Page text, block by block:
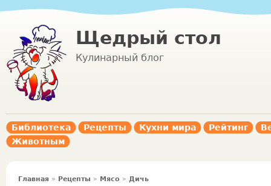
Щедрый стол
Кулинарный блог
Библиотека Рецепты Кухни мира Рейтинг
Животным
Главная » Рецепты » Мясо » Дичь